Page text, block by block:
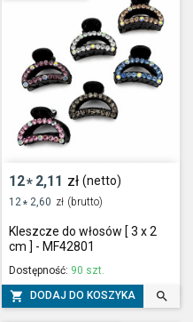
12* 2,11 zł (netto)
12* 2,60 zł (brutto)
Kleszcze do włosów [ 3 x 2
cm ] - MF42801
Dostępność: 90 szt.
 DODAJ DO KOSZYKA 